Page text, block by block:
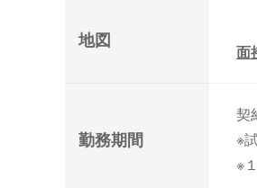
地図
面
勤務期間
契
※
※